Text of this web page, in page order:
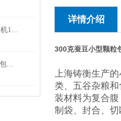
小袋调料品粉末三边封智能包装机1-50克
1-10克小型糖果颗粒自动三边封包装机品牌
详情介绍
300克蚕豆小型颗粒
上海铸衡生产
类、五谷杂粮
装材料为复合
制袋、封合、